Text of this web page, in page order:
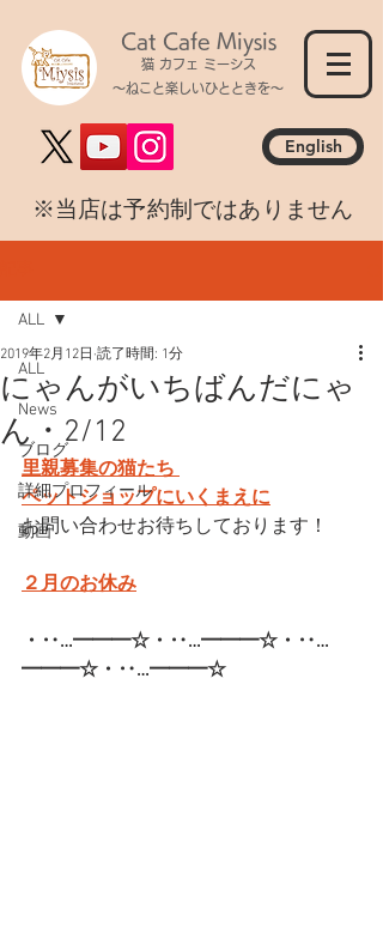
Cat Cafe Miysis
猫 カフェ ミーシス
～ねこと楽しいひとときを～
English
​※当店は予約制ではありません
ALL
News
ブログ
詳細プロフィール
動画
ALL
にゃんがいちばんだにゃ
ん・2/12
2019年2月12日 読了時間: 1分
里親募集の猫たち
ペットショップにいくまえに
お問い合わせお待ちしております！
２月のお休み
・‥…━━━☆・‥…━━━☆・‥…
━━━☆・‥…━━━☆